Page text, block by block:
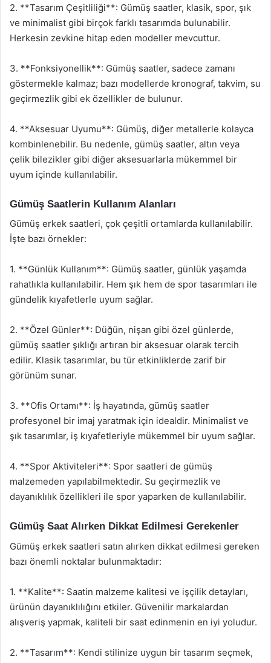
2. **Tasarım Çeşitliliği**: Gümüş saatler, klasik, spor, şık
ve minimalist gibi birçok farklı tasarımda bulunabilir.
Herkesin zevkine hitap eden modeller mevcuttur.
3. **Fonksiyonellik**: Gümüş saatler, sadece zamanı
göstermekle kalmaz; bazı modellerde kronograf, takvim, su
geçirmezlik gibi ek özellikler de bulunur.
4. **Aksesuar Uyumu**: Gümüş, diğer metallerle kolayca
kombinlenebilir. Bu nedenle, gümüş saatler, altın veya
çelik bilezikler gibi diğer aksesuarlarla mükemmel bir
uyum içinde kullanılabilir.
Gümüş Saatlerin Kullanım Alanları
Gümüş erkek saatleri, çok çeşitli ortamlarda kullanılabilir.
İşte bazı örnekler:
1. **Günlük Kullanım**: Gümüş saatler, günlük yaşamda
rahatlıkla kullanılabilir. Hem şık hem de spor tasarımları ile
gündelik kıyafetlerle uyum sağlar.
2. **Özel Günler**: Düğün, nişan gibi özel günlerde,
gümüş saatler şıklığı artıran bir aksesuar olarak tercih
edilir. Klasik tasarımlar, bu tür etkinliklerde zarif bir
görünüm sunar.
3. **Ofis Ortamı**: İş hayatında, gümüş saatler
profesyonel bir imaj yaratmak için idealdir. Minimalist ve
şık tasarımlar, iş kıyafetleriyle mükemmel bir uyum sağlar.
4. **Spor Aktiviteleri**: Spor saatleri de gümüş
malzemeden yapılabilmektedir. Su geçirmezlik ve
dayanıklılık özellikleri ile spor yaparken de kullanılabilir.
Gümüş Saat Alırken Dikkat Edilmesi Gerekenler
Gümüş erkek saatleri satın alırken dikkat edilmesi gereken
bazı önemli noktalar bulunmaktadır:
1. **Kalite**: Saatin malzeme kalitesi ve işçilik detayları,
ürünün dayanıklılığını etkiler. Güvenilir markalardan
alışveriş yapmak, kaliteli bir saat edinmenin en iyi yoludur.
2. **Tasarım**: Kendi stilinize uygun bir tasarım seçmek,